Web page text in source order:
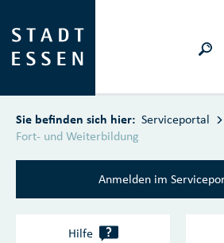
Sie befinden sich hier: Serviceportal
Fort- und Weiterbildung
Anmelden im
Hilfe ?